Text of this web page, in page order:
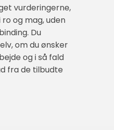
vurderingerne,
og mag, uden
Du
om du ønsker
og i så fald
fra de tilbudte